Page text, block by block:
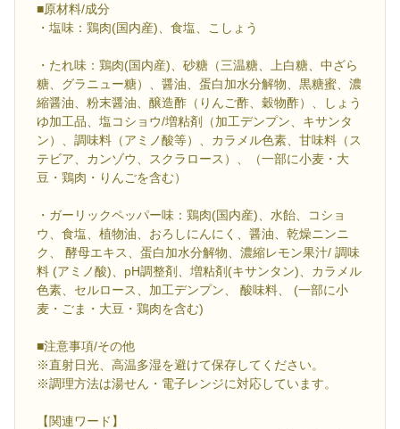
■原材料/成分
・塩味：鶏肉(国内産)、食塩、こしょう
・たれ味：鶏肉(国内産)、砂糖（三温糖、上白糖、中ざら
糖、グラニュー糖）、醤油、蛋白加水分解物、黒糖蜜、濃
縮醤油、粉末醤油、醸造酢（りんご酢、穀物酢）、しょう
ゆ加工品、塩コショウ/増粘剤（加工デンプン、キサンタ
ン）、調味料（アミノ酸等）、カラメル色素、甘味料（ス
テビア、カンゾウ、スクラロース）、（一部に小麦・大
豆・鶏肉・りんごを含む）
・ガーリックペッパー味：鶏肉(国内産)、水飴、コショ
ウ、食塩、植物油、おろしにんにく、醤油、乾燥ニンニ
ク、 酵母エキス、蛋白加水分解物、濃縮レモン果汁/ 調味
料 (アミノ酸)、pH調整剤、増粘剤(キサンタン)、カラメル
色素、セルロース、加工デンプン、 酸味料、 (一部に小
麦・ごま・大豆・鶏肉を含む)
■注意事項/その他
※直射日光、高温多湿を避けて保存してください。
※調理方法は湯せん・電子レンジに対応しています。
【関連ワード】